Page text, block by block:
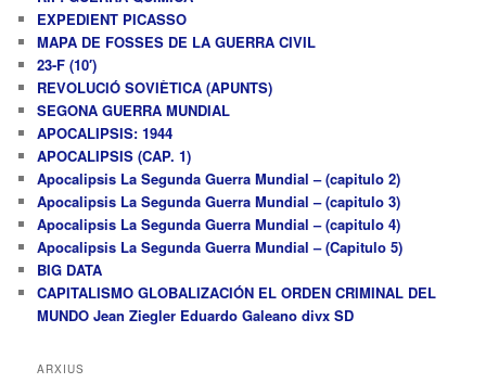
EXPEDIENT PICASSO
MAPA DE FOSSES DE LA GUERRA CIVIL
23-F (10′)
REVOLUCIÓ SOVIÈTICA (APUNTS)
SEGONA GUERRA MUNDIAL
APOCALIPSIS: 1944
APOCALIPSIS (CAP. 1)
Apocalipsis La Segunda Guerra Mundial – (capitulo 2)
Apocalipsis La Segunda Guerra Mundial – (capitulo 3)
Apocalipsis La Segunda Guerra Mundial – (capitulo 4)
Apocalipsis La Segunda Guerra Mundial – (Capitulo 5)
BIG DATA
CAPITALISMO GLOBALIZACIÓN EL ORDEN CRIMINAL DEL
MUNDO Jean Ziegler Eduardo Galeano divx SD
ARXIUS